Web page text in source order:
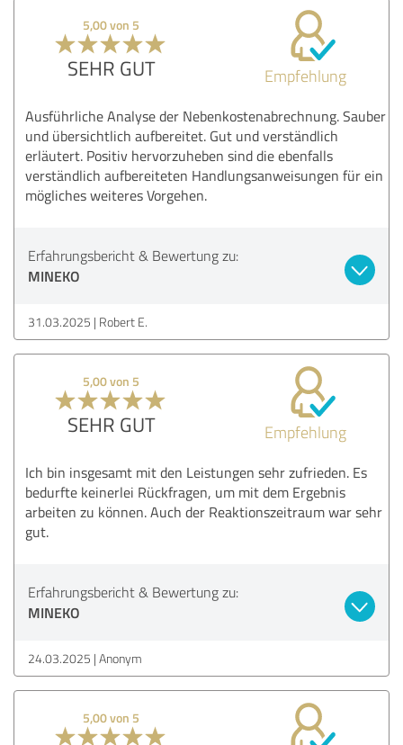
5,00 von 5
SEHR GUT Empfehlung
Ausführliche Analyse der Nebenkostenabrechnung. Sauber
und übersichtlich aufbereitet. Gut und verständlich
erläutert. Positiv hervorzuheben sind die ebenfalls
verständlich aufbereiteten Handlungsanweisungen für ein
mögliches weiteres Vorgehen.
Erfahrungsbericht & Bewertung zu:
MINEKO
31.03.2025 Robert E.
5,00 von 5
SEHR GUT Empfehlung
Ich bin insgesamt mit den Leistungen sehr zufrieden. Es
bedurfte keinerlei Rückfragen, um mit dem Ergebnis
arbeiten zu können. Auch der Reaktionszeitraum war sehr
gut.
Erfahrungsbericht & Bewertung zu:
MINEKO
24.03.2025 Anonym
5,00 von 5